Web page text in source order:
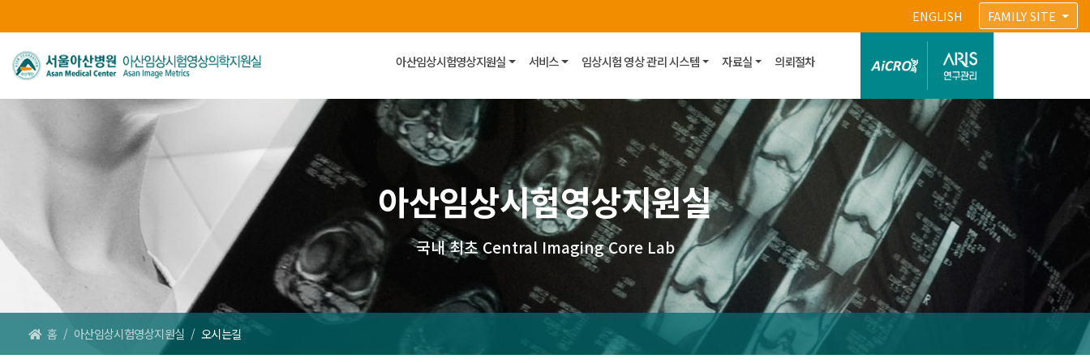
ENGLISH FAMILY SITE
아산임상시험영상지원실 서비스 임상시험 영상 관리 시스템 자료실 의뢰절차
아산임상시험영상지원실
국내 최초 Central Imaging Core Lab
홈 / 아산임상시험영상지원실 / 오시는길